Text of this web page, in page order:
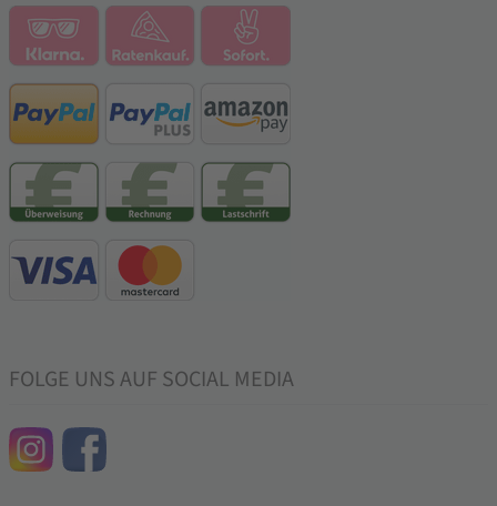
FOLGE UNS AUF SOCIAL MEDIA